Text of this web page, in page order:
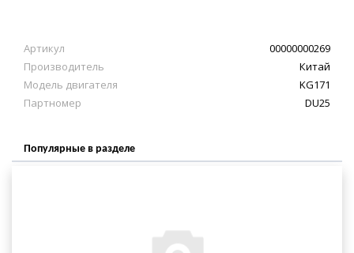
Артикул
00000000269
Производитель
Китай
Модель двигателя
KG171
Партномер
DU25
Популярные в разделе